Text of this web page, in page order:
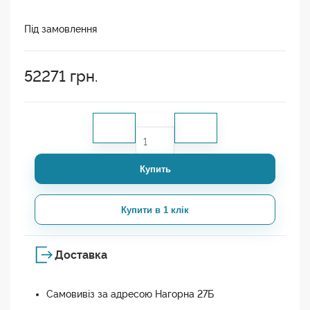
Під замовлення
52271 грн.
Купить
Купити в 1 клік
Доставка
Самовивіз за адресою Нагорна 27Б